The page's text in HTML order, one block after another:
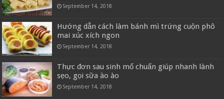
September 14, 2018
Hướng dẫn cách làm bánh mì trứng cuộn phô
mai xúc xích ngon
September 14, 2018
Thực đơn sau sinh mổ chuẩn giúp nhanh lành
sẹo, gọi sữa ào ào
September 14, 2018